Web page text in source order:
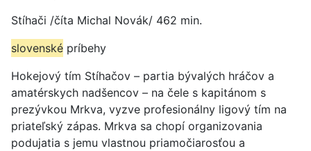
Stíhači /číta Michal Novák/ 462 min.
slovenské príbehy
Hokejový tím Stíhačov – partia bývalých hráčov a
amatérskych nadšencov – na čele s kapitánom s
prezývkou Mrkva, vyzve profesionálny ligový tím na
priateľský zápas. Mrkva sa chopí organizovania
podujatia s jemu vlastnou priamočiarosťou a